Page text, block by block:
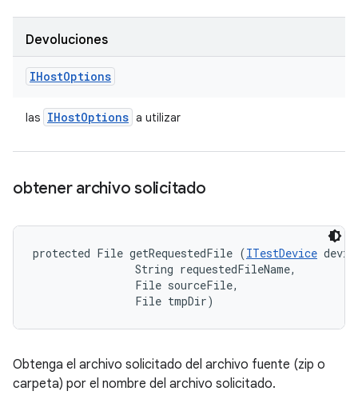
Devoluciones
IHostOptions
las IHostOptions a utilizar
obtener archivo solicitado
protected File getRequestedFile (ITestDevice
                String requestedFileName,
                File sourceFile,
                File tmpDir)
Obtenga el archivo solicitado del archivo fuente (zip o
carpeta) por el nombre del archivo solicitado.